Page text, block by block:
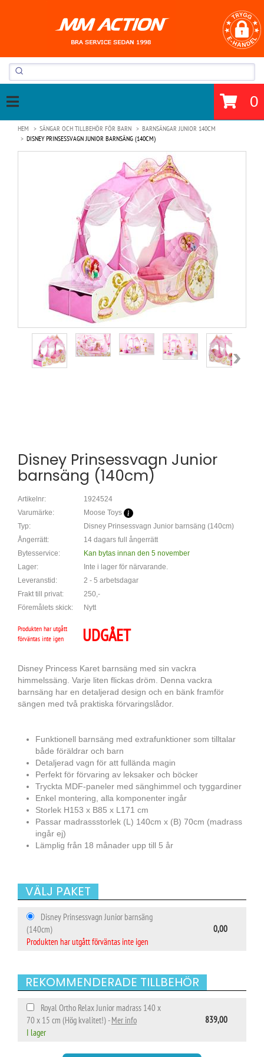
0
HEM SÄNGAR OCH TILLBEHÖR FÖR BARN
BARNSÄNGAR JUNIOR 140CM
DISNEY PRINSESSVAGN JUNIOR BARNSÄNG (140CM)
Disney Prinsessvagn Junior
barnsäng (140cm)
Artikelnr:
1924524
Varumärke:
Moose Toys
Typ:
Disney Prinsessvagn Junior barnsäng (140cm)
Ångerrätt:
14 dagars full ångerrätt
Bytesservice:
Kan bytas innan den 5 november
Lager:
Inte i lager för närvarande.
Leveranstid:
2 - 5 arbetsdagar
Frakt till privat:
250,-
Föremålets skick:
Nytt
Produkten har utgått
förväntas inte igen
UDGÅET
Disney Princess Karet barnsäng med sin vackra
himmelssäng. Varje liten flickas dröm. Denna vackra
barnsäng har en detaljerad design och en bänk framför
sängen med två praktiska förvaringslådor.
Funktionell barnsäng med extrafunktioner som tilltalar
både föräldrar och barn
Detaljerad vagn för att fullända magin
Perfekt för förvaring av leksaker och böcker
Tryckta MDF-paneler med sänghimmel och tyggardiner
Enkel montering, alla komponenter ingår
Storlek H153 x B85 x L171 cm
Passar madrassstorlek (L) 140cm x (B) 70cm (madrass
ingår ej)
Lämplig från 18 månader upp till 5 år
VÄLJ PAKET
Disney Prinsessvagn Junior barnsäng
(140cm)
Produkten har utgått förväntas inte igen
0,00
REKOMMENDERADE TILLBEHÖR
Royal Ortho Relax Junior madrass 140 x
70 x 15 cm (Hög kvalitet!) -Mer info
I lager
839,00